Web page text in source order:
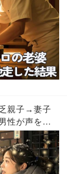
親子→妻子
性が声をか